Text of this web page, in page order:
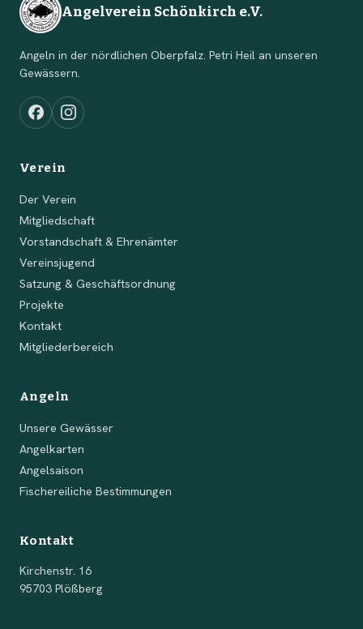
Angelverein Schönkirch e.V.
Angeln in der nördlichen Oberpfalz. Petri Heil an unseren
Gewässern.
Verein
Der Verein
Mitgliedschaft
Vorstandschaft & Ehrenämter
Vereinsjugend
Satzung & Geschäftsordnung
Projekte
Kontakt
Mitgliederbereich
Angeln
Unsere Gewässer
Angelkarten
Angelsaison
Fischereiliche Bestimmungen
Kontakt
Kirchenstr. 16
95703 Plößberg